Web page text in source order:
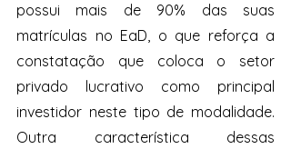
possui mais de 90% das suas
matrículas no EaD, o que reforça a
constatação que coloca o setor
privado lucrativo como principal
investidor neste tipo de modalidade.
Outra característica dessas